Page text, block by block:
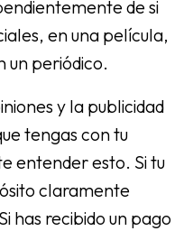
de si
en una película,
un periódico.
y la publicidad
tengas con tu
entender esto. Si tu
claramente
has recibido un pago